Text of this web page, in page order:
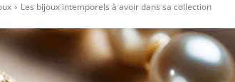
Les bijoux intemporels à avoir dans sa collection